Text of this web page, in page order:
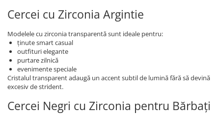
Cercei cu Zirconia Argintie
Modelele cu zirconia transparentă sunt ideale pentru:
ținute smart casual
outfituri elegante
purtare zilnică
evenimente speciale
Cristalul transparent adaugă un accent subtil de lumină fără să devină
excesiv de strident.
Cercei Negri cu Zirconia pentru Bărbați